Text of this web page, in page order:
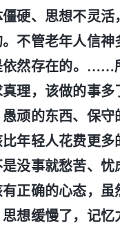
硬、思想不灵活
不管老年人信神
依然存在的。……
理，该做的事
顽的东西、保守
年轻人花费更多
没事就愁苦、
正确的心态，
想缓慢了，记